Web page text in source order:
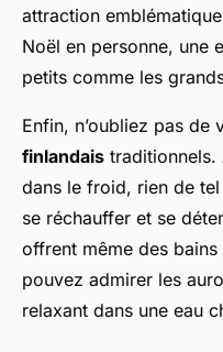
attraction
Noël en personne, une
petits comme les
Enfin, n’oubliez pas de
finlandais traditionnels.
dans le froid, rien de tel
se réchauffer et se
offrent même des
pouvez admirer les
relaxant dans une eau